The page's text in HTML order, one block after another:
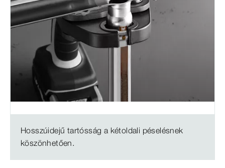
Hosszúidejű tartósság a kétoldali péselésnek
köszönhetően.